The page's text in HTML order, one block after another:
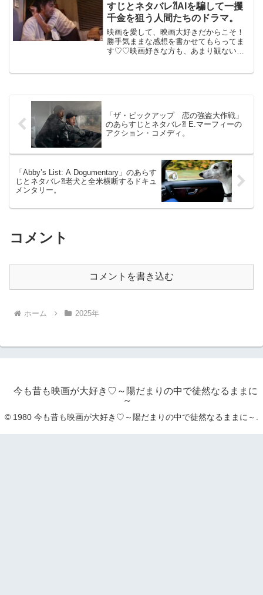
すじとネタバレ⁈AIを騙して一攫
千金を狙う人間たちのドラマ。
映画を愛して、映画大好きだからこそ！
勝手気ままな感想を書かせてもらってま
す♡♡映画好きな方も、あまり観ない方
「ザ・ピックアップ 恋の強盗大作戦」
のあらすじとネタバレ⁈ E.マーフィーの
アクション・コメディ。
「Abby’s List: A Dogumentary」のあらす
じとネタバレ⁈老犬と全米横断するドキュ
メンタリー。
コメント
コメントを書き込む
ホーム 2025年
今も昔も映画が大好き♡～陽だまりの中で徒然なるままに
～
© 1980 今も昔も映画が大好き♡～陽だまりの中で徒然なるままに～.